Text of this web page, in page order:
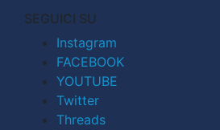
SEGUICI SU
Instagram
FACEBOOK
YOUTUBE
Twitter
Threads